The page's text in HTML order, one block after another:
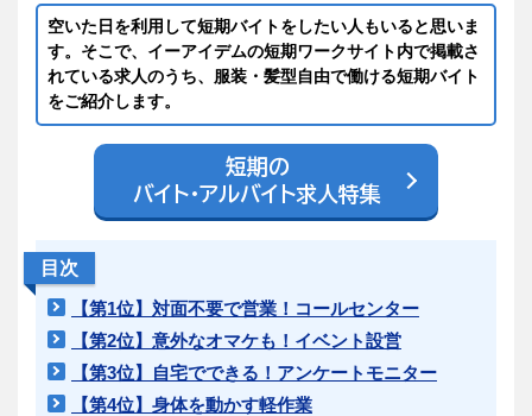
空いた日を利用して短期バイトをしたい人もいると思いま
す。そこで、イーアイデムの短期ワークサイト内で掲載さ
れている求人のうち、服装・髪型自由で働ける短期バイト
をご紹介します。
短期の
バイト・アルバイト求人特集
目次
【第1位】対面不要で営業！コールセンター
【第2位】意外なオマケも！イベント設営
【第3位】自宅でできる！アンケートモニター
【第4位】身体を動かす軽作業